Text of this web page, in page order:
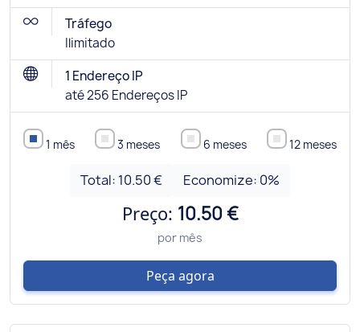
Tráfego
Ilimitado
1 Endereço IP
até 256 Endereços IP
1 mês 3 meses 6 meses 12 meses
Total: 10.50 € Economize: 0%
Preço: 10.50 €
por mês
Peça agora